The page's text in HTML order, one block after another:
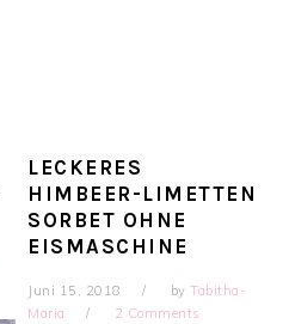
LECKERES
HIMBEER-LIMETTEN
SORBET OHNE
EISMASCHINE
Juni 15, 2018 byTabitha-
Maria
2 Comments